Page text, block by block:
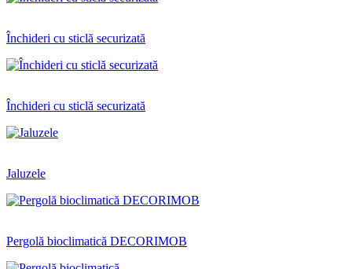
Închideri cu sticlă securizată
Închideri cu sticlă securizată
Jaluzele
Pergolă bioclimatică DECORIMOB